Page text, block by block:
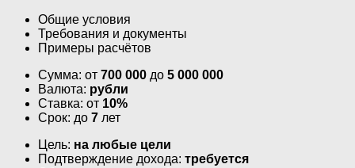
Общие условия
Требования и документы
Примеры расчётов
Сумма: от 700 000 до 5 000 000
Валюта: рубли
Ставка: от 10%
Срок: до 7 лет
Цель: на любые цели
Подтверждение дохода: требуется